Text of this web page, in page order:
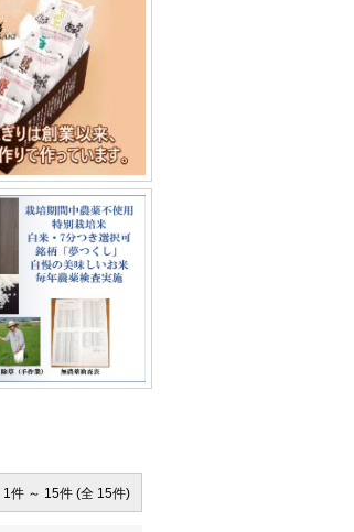
1件 ～ 15件 (全 15件)